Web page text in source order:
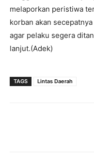
melaporkan peristiwa
korban akan
agar pelaku segera
lanjut.(Adek)
TAGS Lintas Daerah